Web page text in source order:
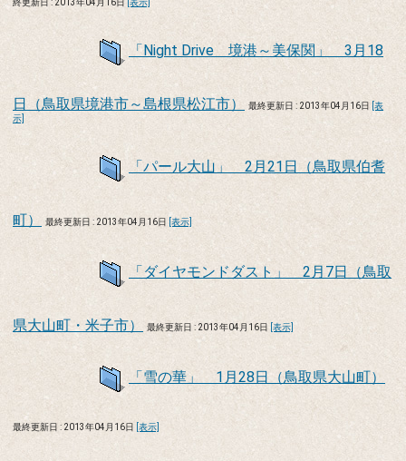
終更新日 : 2013年04月16日 [表示]
「Night Drive 境港～美保関」 3月18
日（鳥取県境港市～島根県松江市） 最終更新日 : 2013年04月16日
[表
示]
「パール大山」 2月21日（鳥取県伯耆
町） 最終更新日 : 2013年04月16日 [表示]
「ダイヤモンドダスト」 2月7日（鳥取
県大山町・米子市） 最終更新日 : 2013年04月16日 [表示]
「雪の華」 1月28日（鳥取県大山町）
最終更新日 : 2013年04月16日 [表示]